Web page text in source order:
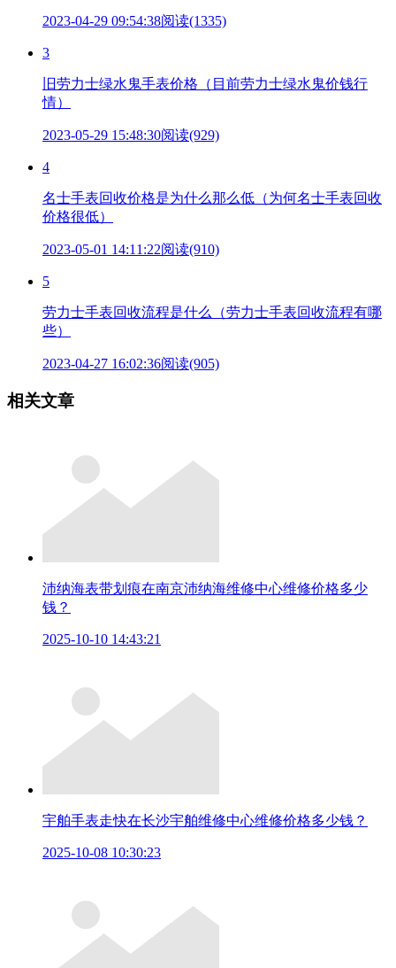
2023-04-29 09:54:38阅读(1335)
3
旧劳力士绿水鬼手表价格（目前劳力士绿水鬼价钱行
情）
2023-05-29 15:48:30阅读(929)
4
名士手表回收价格是为什么那么低（为何名士手表回收
价格很低）
2023-05-01 14:11:22阅读(910)
5
劳力士手表回收流程是什么（劳力士手表回收流程有哪
些）
2023-04-27 16:02:36阅读(905)
相关文章
沛纳海表带划痕在南京沛纳海维修中心维修价格多少
钱？
2025-10-10 14:43:21
宇舶手表走快在长沙宇舶维修中心维修价格多少钱？
2025-10-08 10:30:23